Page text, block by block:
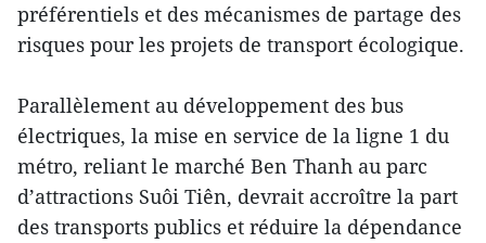
préférentiels et des mécanismes de partage des
risques pour les projets de transport écologique.
Parallèlement au développement des bus
électriques, la mise en service de la ligne 1 du
métro, reliant le marché Ben Thanh au parc
d’attractions Suôi Tiên, devrait accroître la part
des transports publics et réduire la dépendance